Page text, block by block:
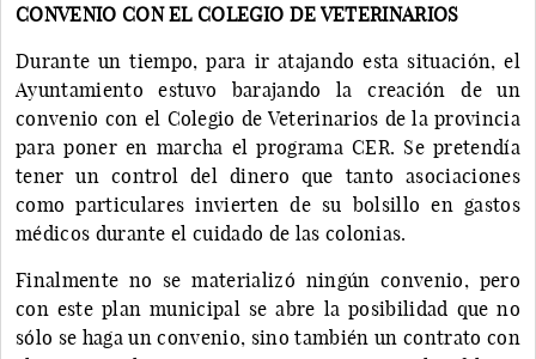
CONVENIO CON EL COLEGIO DE VETERINARIOS
Durante un tiempo, para ir atajando esta situación, el
Ayuntamiento estuvo barajando la creación de un
convenio con el Colegio de Veterinarios de la provincia
para poner en marcha el programa CER. Se pretendía
tener un control del dinero que tanto asociaciones
como particulares invierten de su bolsillo en gastos
médicos durante el cuidado de las colonias.
Finalmente no se materializó ningún convenio, pero
con este plan municipal se abre la posibilidad que no
sólo se haga un convenio, sino también un contrato con